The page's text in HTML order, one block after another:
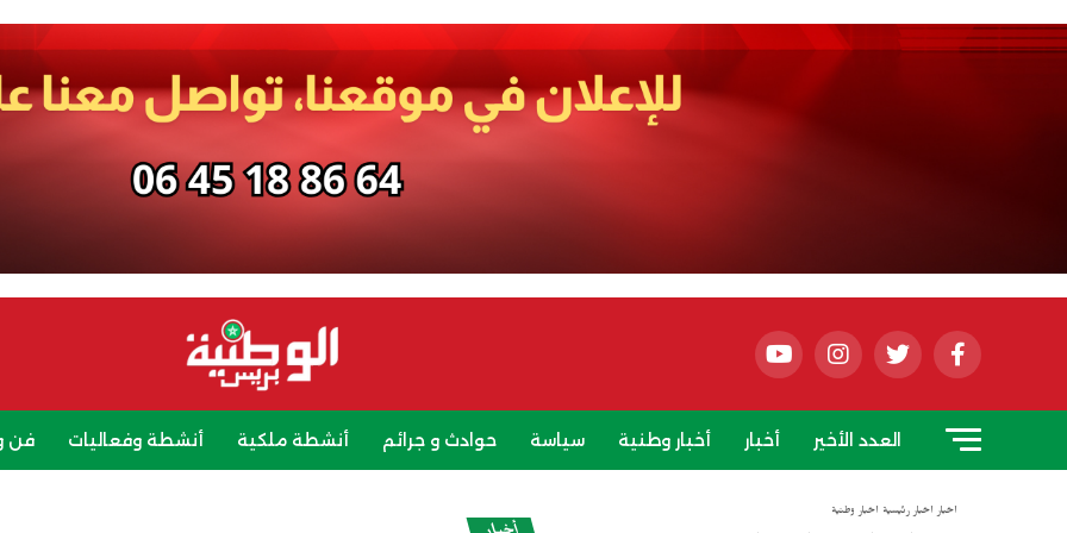
العدد الأخير أخبار أخبار وطنية سياسة حوادث و جرائم أنشطة ملكية أنشطة وفعاليات فن
أخبار أخبار رئيسية أخبار وطنية